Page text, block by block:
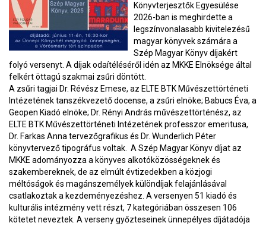
Könyvterjesztők Egyesülése
2026-ban is meghirdette a
legszínvonalasabb kivitelezésű
magyar könyvek számára a
Szép Magyar Könyv díjakért
folyó versenyt. A díjak odaítéléséről idén az MKKE Elnöksége által
felkért öttagú szakmai zsűri döntött.
A zsűri tagjai Dr. Révész Emese, az ELTE BTK Művészettörténeti
Intézetének tanszékvezető docense, a zsűri elnöke; Babucs Éva, a
Geopen Kiadó elnöke; Dr. Rényi András művészettörténész, az
ELTE BTK Művészettörténeti Intézetének professzor emeritusa,
Dr. Farkas Anna tervezőgrafikus és Dr. Wunderlich Péter
könyvtervező tipográfus voltak. A Szép Magyar Könyv díjat az
MKKE adományozza a könyves alkotóközösségeknek és
szakembereknek, de az elmúlt évtizedekben a közjogi
méltóságok és magánszemélyek különdíjak felajánlásával
csatlakoztak a kezdeményezéshez. A versenyen 51 kiadó és
kulturális intézmény vett részt, 7 kategóriában összesen 106
kötetet neveztek. A verseny győzteseinek ünnepélyes díjátadója